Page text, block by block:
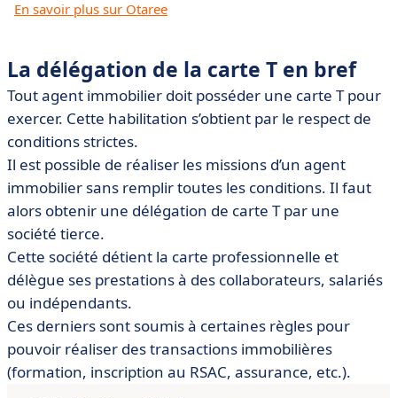
En savoir plus sur Otaree
La délégation de la carte T en bref
Tout agent immobilier doit posséder une carte T pour
exercer. Cette habilitation s’obtient par le respect de
conditions strictes.
Il est possible de réaliser les missions d’un agent
immobilier sans remplir toutes les conditions. Il faut
alors obtenir une délégation de carte T par une
société tierce.
Cette société détient la carte professionnelle et
délègue ses prestations à des collaborateurs, salariés
ou indépendants.
Ces derniers sont soumis à certaines règles pour
pouvoir réaliser des transactions immobilières
(formation, inscription au RSAC, assurance, etc.).